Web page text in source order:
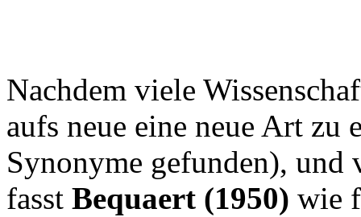
Nachdem viele
aufs neue eine neue Art zu
Synonyme gefunden), und
fasst Bequaert (1950) wie